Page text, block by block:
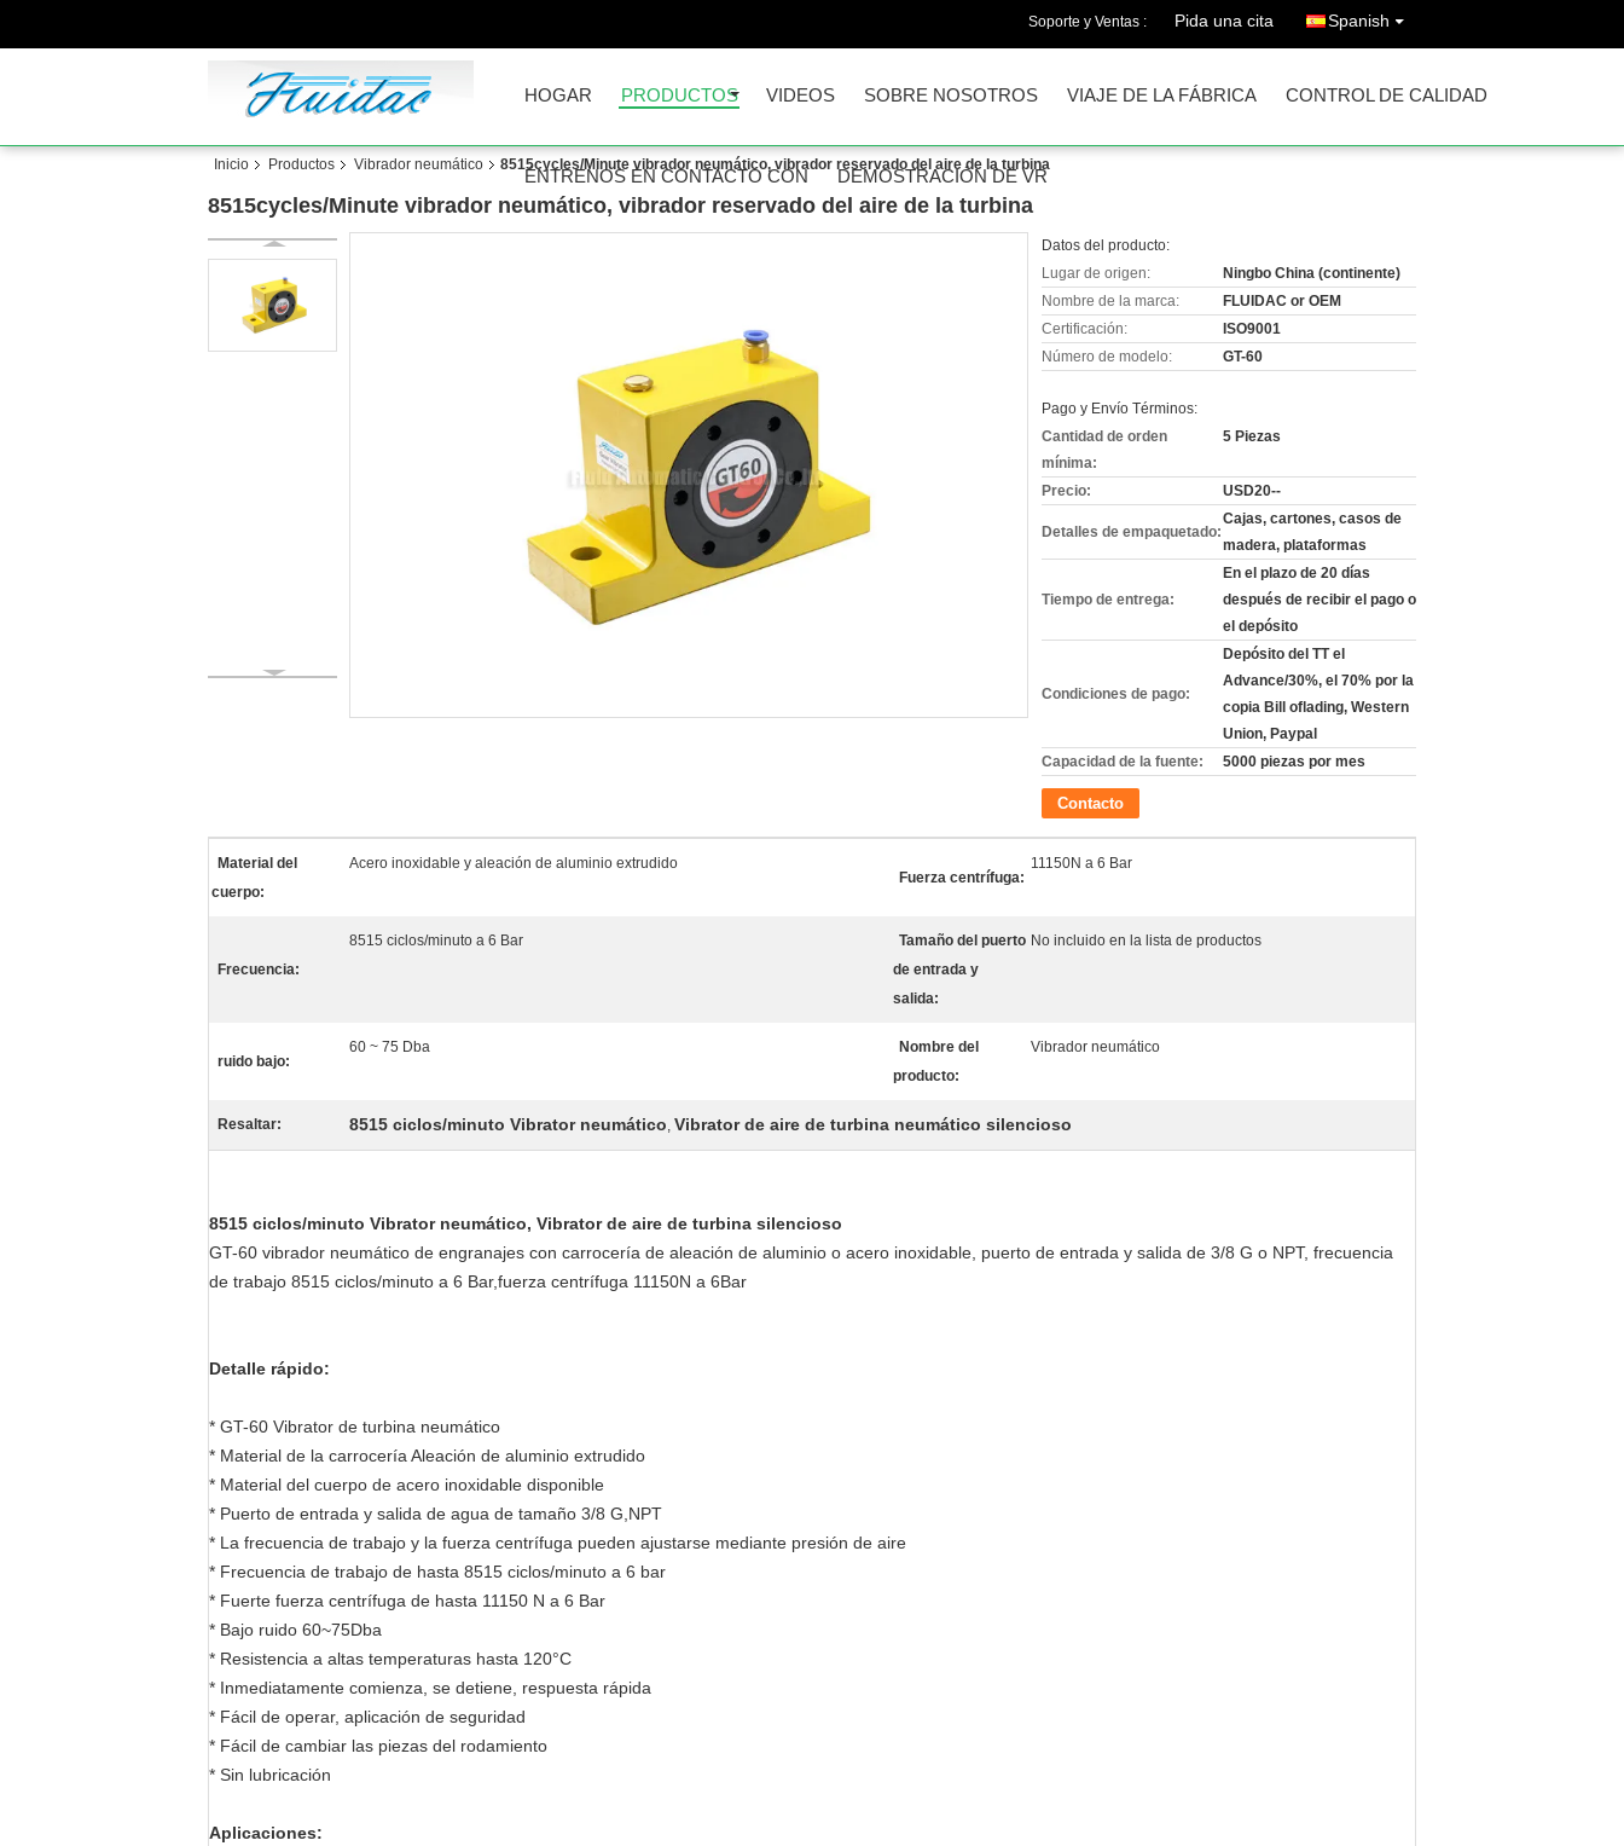
Soporte y Ventas : Pida una cita Spanish
HOGAR PRODUCTOS VIDEOS SOBRE NOSOTROS VIAJE DE LA FÁBRICA CONTROL DE CALIDAD
ÉNTRENOS EN CONTACTO CON DEMOSTRACIÓN DE VR
Inicio Productos Vibrador neumático 8515cycles/Minute vibrador neumático, vibrador reservado del aire de la turbina
8515cycles/Minute vibrador neumático, vibrador reservado del aire de la turbina
Datos del producto:
Lugar de origen:
Ningbo China (continente)
Nombre de la marca:
FLUIDAC or OEM
Certificación:
ISO9001
Número de modelo:
GT-60
Pago y Envío Términos:
Cantidad de orden
mínima:
5 Piezas
Precio: USD20--
Detalles de empaquetado:
Cajas, cartones, casos de
madera, plataformas
Tiempo de entrega:
En el plazo de 20 días
después de recibir el pago o
el depósito
Condiciones de pago:
Depósito del TT el
Advance/30%, el 70% por la
copia Bill oflading, Western
Union, Paypal
Capacidad de la fuente:
5000 piezas por mes
Contacto
Material del
cuerpo:
Acero inoxidable y aleación de aluminio extrudido
Fuerza centrífuga:
11150N a 6 Bar
Frecuencia:
8515 ciclos/minuto a 6 Bar
Tamaño del puerto
de entrada y
salida:
No incluido en la lista de productos
ruido bajo:
60 ~ 75 Dba
Nombre del
producto:
Vibrador neumático
Resaltar: 8515 ciclos/minuto Vibrator neumático, Vibrator de aire de turbina neumático silencioso
8515 ciclos/minuto Vibrator neumático, Vibrator de aire de turbina silencioso
GT-60 vibrador neumático de engranajes con carrocería de aleación de aluminio o acero inoxidable, puerto de entrada y salida de 3/8 G o NPT, frecuencia
de trabajo 8515 ciclos/minuto a 6 Bar,fuerza centrífuga 11150N a 6Bar
Detalle rápido:
* GT-60 Vibrator de turbina neumático
* Material de la carrocería Aleación de aluminio extrudido
* Material del cuerpo de acero inoxidable disponible
* Puerto de entrada y salida de agua de tamaño 3/8 G,NPT
* La frecuencia de trabajo y la fuerza centrífuga pueden ajustarse mediante presión de aire
* Frecuencia de trabajo de hasta 8515 ciclos/minuto a 6 bar
* Fuerte fuerza centrífuga de hasta 11150 N a 6 Bar
* Bajo ruido 60~75Dba
* Resistencia a altas temperaturas hasta 120°C
* Inmediatamente comienza, se detiene, respuesta rápida
* Fácil de operar, aplicación de seguridad
* Fácil de cambiar las piezas del rodamiento
* Sin lubricación
Aplicaciones: